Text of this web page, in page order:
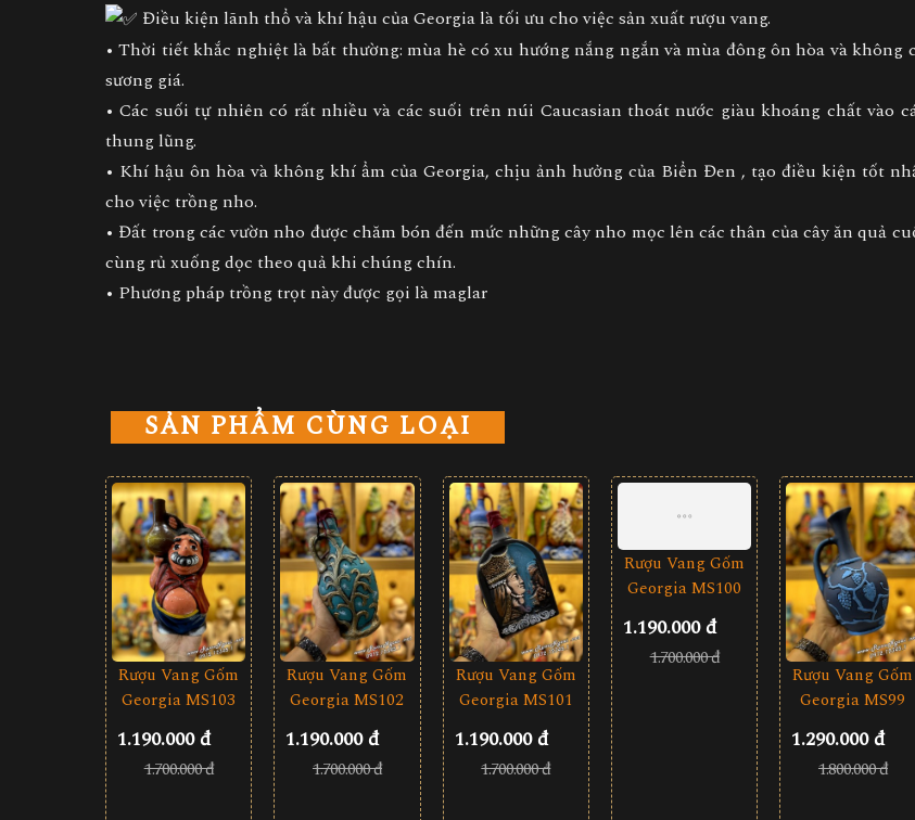
Điều kiện lãnh thổ và khí hậu của Georgia là tối ưu cho việc sản xuất rượu vang.
• Thời tiết khắc nghiệt là bất thường: mùa hè có xu hướng nắng ngắn và mùa đông ôn hòa và không
sương giá.
• Các suối tự nhiên có rất nhiều và các suối trên núi Caucasian thoát nước giàu khoáng chất vào
thung lũng.
• Khí hậu ôn hòa và không khí ẩm của Georgia, chịu ảnh hưởng của Biển Đen , tạo điều kiện tốt
cho việc trồng nho.
• Đất trong các vườn nho được chăm bón đến mức những cây nho mọc lên các thân của cây ăn quả
cùng rủ xuống dọc theo quả khi chúng chín.
• Phương pháp trồng trọt này được gọi là maglar
SẢN PHẨM CÙNG LOẠI
Rượu Vang Gốm
Georgia MS103
1.190.000 đ
1.700.000 đ
Rượu Vang Gốm
Georgia MS102
1.190.000 đ
1.700.000 đ
Rượu Vang Gốm
Georgia MS101
1.190.000 đ
1.700.000 đ
Rượu Vang Gốm
Georgia MS99
1.290.000 đ
1.800.000 đ